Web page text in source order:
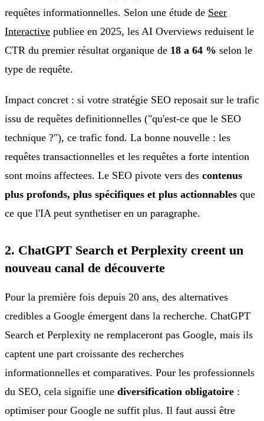
requêtes informationnelles. Selon une étude de Seer
Interactive publiee en 2025, les AI Overviews reduisent le
CTR du premier résultat organique de 18 a 64 % selon le
type de requête.
Impact concret : si votre stratégie SEO reposait sur le trafic
issu de requêtes definitionnelles ("qu'est-ce que le SEO
technique ?"), ce trafic fond. La bonne nouvelle : les
requêtes transactionnelles et les requêtes a forte intention
sont moins affectees. Le SEO pivote vers des contenus
plus profonds, plus spécifiques et plus actionnables que
ce que l'IA peut synthetiser en un paragraphe.
2. ChatGPT Search et Perplexity creent un
nouveau canal de découverte
Pour la première fois depuis 20 ans, des alternatives
credibles a Google émergent dans la recherche. ChatGPT
Search et Perplexity ne remplaceront pas Google, mais ils
captent une part croissante des recherches
informationnelles et comparatives. Pour les professionnels
du SEO, cela signifie une diversification obligatoire :
optimiser pour Google ne suffit plus. Il faut aussi être